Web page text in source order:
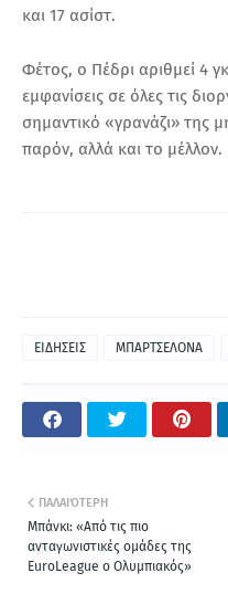
και 17 ασίστ.
Φέτος, ο Πέδρι αριθμεί 4
εμφανίσεις σε όλες τις
σημαντικό «γρανάζι» της
παρόν, αλλά και το μέλλον.
ΕΙΔΗΣΕΙΣ ΜΠΑΡΤΣΕΛΟΝΑ
ΠΑΛΑΙΌΤΕΡΗ
Μπάνκι: «Από τις πιο
ανταγωνιστικές ομάδες της
EuroLeague ο Ολυμπιακός»